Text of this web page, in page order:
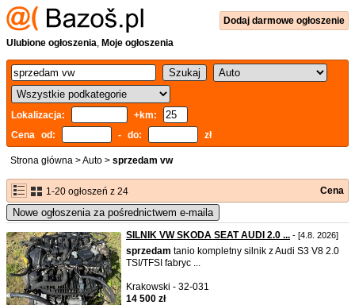
Dodaj darmowe ogłoszenie
Ulubione ogłoszenia, Moje ogłoszenia
Lokalizacja:
+km:
Cena od:
- do: zł
Strona główna >Auto > sprzedam vw
1-20 ogłoszeń z 24 Cena
Nowe ogłoszenia za pośrednictwem e-maila
SILNIK VW SKODA SEAT AUDI 2.0 ... - [4.8. 2026]
sprzedam tanio kompletny silnik z Audi S3 V8 2.0
TSI/TFSI fabryc ...
Krakowski - 32-031
14 500 zł